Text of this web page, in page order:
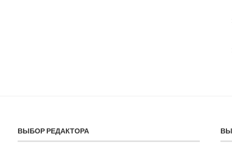
ВЫБОР РЕДАКТОРА